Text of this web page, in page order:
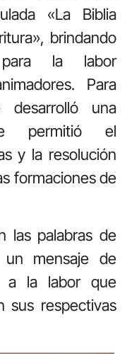
«La Biblia
brindando
para la labor
Para
desarrolló una
permitió el
y la resolución
formaciones de
las palabras de
mensaje de
a la labor que
sus respectivas